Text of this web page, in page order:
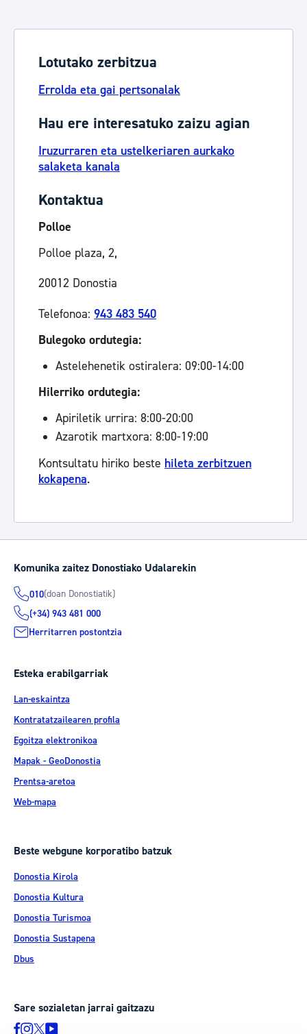
Lotutako zerbitzua
Errolda eta gai pertsonalak
Hau ere interesatuko zaizu agian
Iruzurraren eta ustelkeriaren aurkako
salaketa kanala
Kontaktua
Polloe
Polloe plaza, 2,
20012 Donostia
Telefonoa: 943 483 540
Bulegoko ordutegia:
Astelehenetik ostiralera: 09:00-14:00
Hilerriko ordutegia:
Apiriletik urrira: 8:00-20:00
Azarotik martxora: 8:00-19:00
Kontsultatu hiriko beste hileta zerbitzuen
kokapena.
Komunika zaitez Donostiako Udalarekin
010(doan Donostiatik)
(+34) 943 481 000
Herritarren postontzia
Esteka erabilgarriak
Lan-eskaintza
Kontratatzailearen profila
Egoitza elektronikoa
Mapak - GeoDonostia
Prentsa-aretoa
Web-mapa
Beste webgune korporatibo batzuk
Donostia Kirola
Donostia Kultura
Donostia Turismoa
Donostia Sustapena
Dbus
Sare sozialetan jarrai gaitzazu